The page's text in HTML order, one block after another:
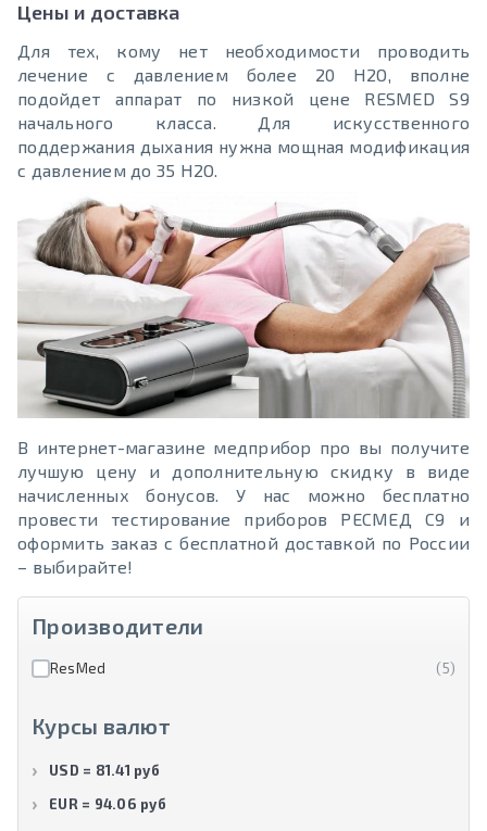
Цены и доставка
Для тех, кому нет необходимости проводить
лечение с давлением более 20 H2O, вполне
подойдет аппарат по низкой цене RESMED S9
начального класса. Для искусственного
поддержания дыхания нужна мощная модификация
с давлением до 35 H2O.
В интернет-магазине медприбор про вы получите
лучшую цену и дополнительную скидку в виде
начисленных бонусов. У нас можно бесплатно
провести тестирование приборов РЕСМЕД С9 и
оформить заказ с бесплатной доставкой по России
– выбирайте!
Производители
ResMed (5)
Курсы валют
USD = 81.41 руб
EUR = 94.06 руб